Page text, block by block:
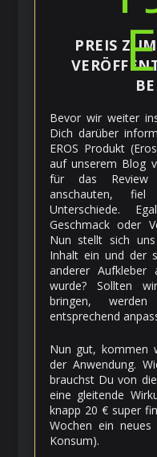
PREIS
Bevor wir weiter
Dich darüber
EROS Produkt
auf unserem Blog
für das Review
anschauten,
Unterschiede.
Geschmack oder
Nun stellt sich
Inhalt ein und der
anderer Aufkleber
wurde? Sollten
bringen,
entsprechend
Nun gut, kommen
der Anwendung.
brauchst Du von
eine gleitende
knapp 20 € super
Wochen ein
Konsum).